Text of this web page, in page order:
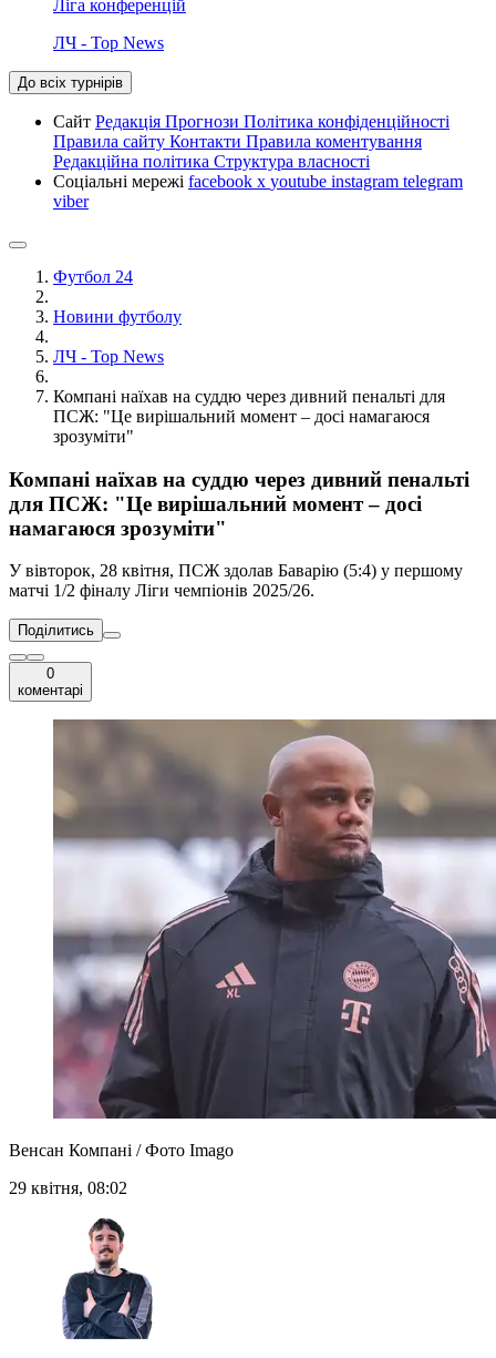
Ліга конференцій
ЛЧ - Top News
До всіх турнірів
Сайт Редакція Прогнози Політика конфіденційності
Правила сайту Контакти Правила коментування
Редакційна політика Структура власності
Соціальні мережі facebook x youtube instagram telegram
viber
Футбол 24
Новини футболу
ЛЧ - Top News
Компані наїхав на суддю через дивний пенальті для
ПСЖ: "Це вирішальний момент – досі намагаюся
зрозуміти"
Компані наїхав на суддю через дивний пенальті
для ПСЖ: "Це вирішальний момент – досі
намагаюся зрозуміти"
У вівторок, 28 квітня, ПСЖ здолав Баварію (5:4) у першому
матчі 1/2 фіналу Ліги чемпіонів 2025/26.
Поділитись
0
коментарі
Венсан Компані / Фото Imago
29 квітня, 08:02